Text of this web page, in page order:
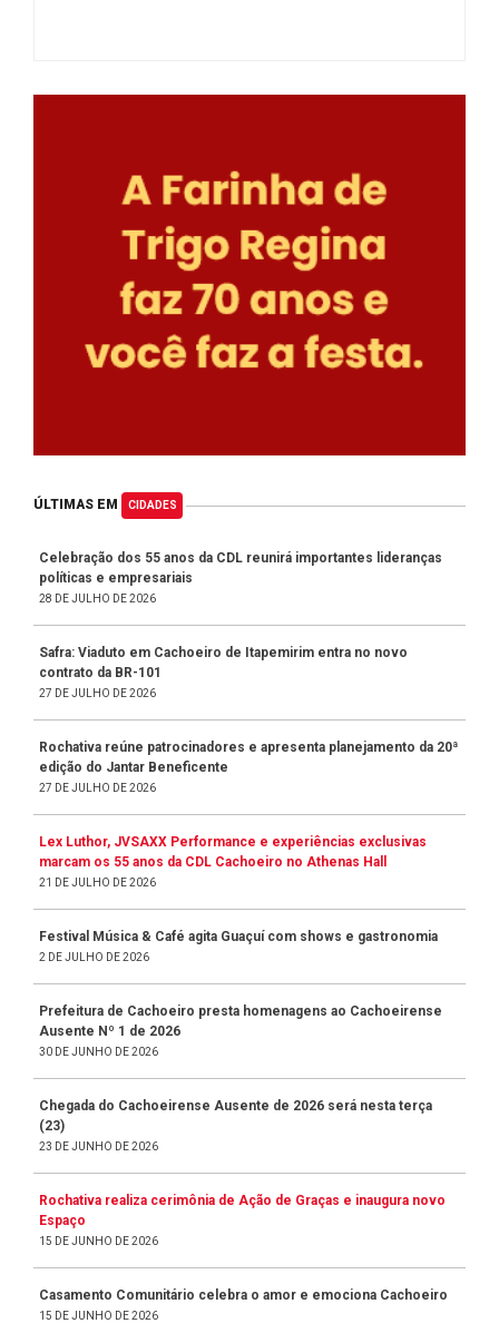
ÚLTIMAS EM CIDADES
Celebração dos 55 anos da CDL reunirá importantes lideranças
políticas e empresariais
28 DE JULHO DE 2026
Safra: Viaduto em Cachoeiro de Itapemirim entra no novo
contrato da BR-101
27 DE JULHO DE 2026
Rochativa reúne patrocinadores e apresenta planejamento da 20ª
edição do Jantar Beneficente
27 DE JULHO DE 2026
Lex Luthor, JVSAXX Performance e experiências exclusivas
marcam os 55 anos da CDL Cachoeiro no Athenas Hall
21 DE JULHO DE 2026
Festival Música & Café agita Guaçuí com shows e gastronomia
2 DE JULHO DE 2026
Prefeitura de Cachoeiro presta homenagens ao Cachoeirense
Ausente Nº 1 de 2026
30 DE JUNHO DE 2026
Chegada do Cachoeirense Ausente de 2026 será nesta terça
(23)
23 DE JUNHO DE 2026
Rochativa realiza cerimônia de Ação de Graças e inaugura novo
Espaço
15 DE JUNHO DE 2026
Casamento Comunitário celebra o amor e emociona Cachoeiro
15 DE JUNHO DE 2026